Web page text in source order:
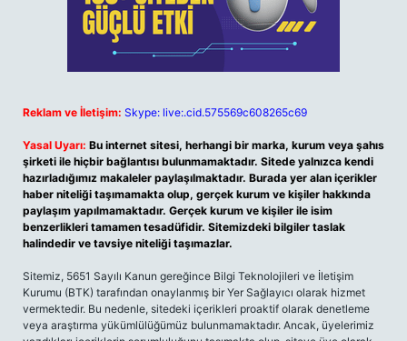
Reklam ve İletişim: Skype: live:.cid.575569c608265c69
Yasal Uyarı: Bu internet sitesi, herhangi bir marka, kurum veya şahıs
şirketi ile hiçbir bağlantısı bulunmamaktadır. Sitede yalnızca kendi
hazırladığımız makaleler paylaşılmaktadır. Burada yer alan içerikler
haber niteliği taşımamakta olup, gerçek kurum ve kişiler hakkında
paylaşım yapılmamaktadır. Gerçek kurum ve kişiler ile isim
benzerlikleri tamamen tesadüfidir. Sitemizdeki bilgiler taslak
halindedir ve tavsiye niteliği taşımazlar.
Sitemiz, 5651 Sayılı Kanun gereğince Bilgi Teknolojileri ve İletişim
Kurumu (BTK) tarafından onaylanmış bir Yer Sağlayıcı olarak hizmet
vermektedir. Bu nedenle, sitedeki içerikleri proaktif olarak denetleme
veya araştırma yükümlülüğümüz bulunmamaktadır. Ancak, üyelerimiz